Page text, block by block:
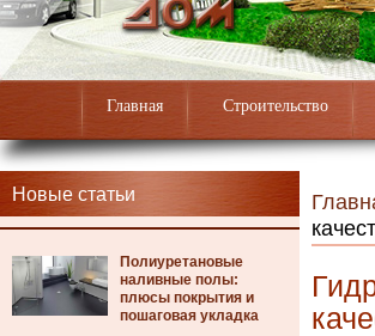
Главная Строительство
Новые статьи
Полиуретановые
наливные полы:
плюсы покрытия и
пошаговая укладка